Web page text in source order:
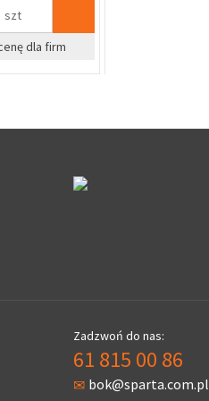
szt
Zadzwoń do nas:
61 815 00 86
bok@sparta.com.pl